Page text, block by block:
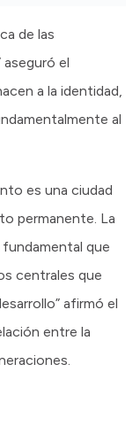
de las
el
a la identidad,
al
es una ciudad
permanente. La
que
centrales que
afirmó el
entre la